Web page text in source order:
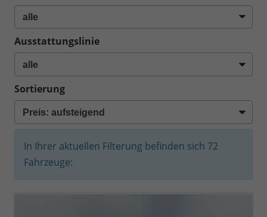
Ausstattungslinie
Sortierung
In Ihrer aktuellen Filterung befinden sich 72
Fahrzeuge: